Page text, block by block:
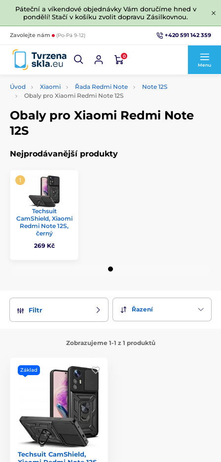
Páteční a víkendové objednávky Vám doručíme hned v
pondělí! Stačí v košíku zvolit dopravu Zásilkovnou.
Zavolejte nám (Po-Pá 9-12) +420 591 142 359
0
Menu
Úvod Xiaomi Řada Redmi Note
Note 12S
Obaly pro Xiaomi Redmi Note 12S
Obaly pro Xiaomi Redmi Note
12S
Nejprodávanější produkty
Techsuit
CamShield, Xiaomi
Redmi Note 12S,
černý
269 Kč
Filtr Řazení
Zobrazujeme 1-1 z 1 produktů
Základ
Techsuit CamShield,